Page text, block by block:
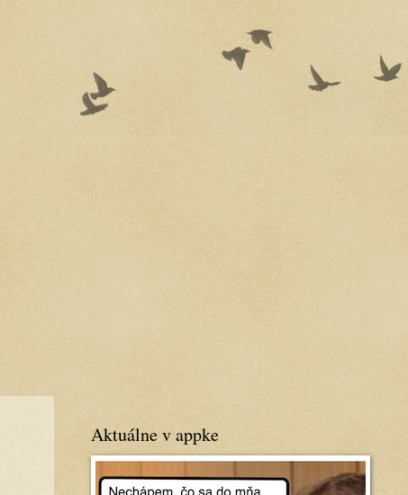
Aktuálne v appke